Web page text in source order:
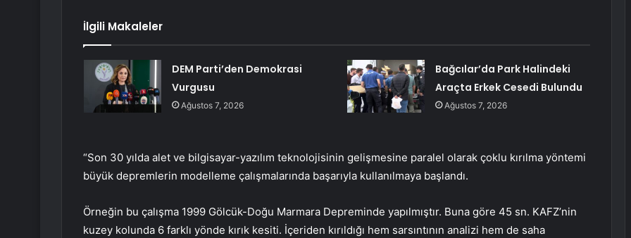
İlgili Makaleler
DEM Parti’den Demokrasi
Vurgusu
Ağustos 7, 2026
Bağcılar’da Park Halindeki
Araçta Erkek Cesedi Bulundu
Ağustos 7, 2026
“Son 30 yılda alet ve bilgisayar-yazılım teknolojisinin gelişmesine paralel olarak çoklu kırılma yöntemi
büyük depremlerin modelleme çalışmalarında başarıyla kullanılmaya başlandı.
Örneğin bu çalışma 1999 Gölcük-Doğu Marmara Depreminde yapılmıştır. Buna göre 45 sn. KAFZ’nin
kuzey kolunda 6 farklı yönde kırık kesiti. İçeriden kırıldığı hem sarsıntının analizi hem de saha